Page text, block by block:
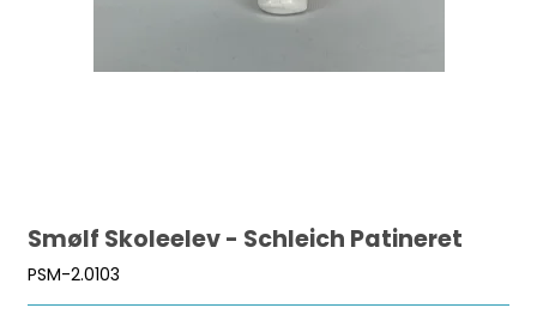
Smølf Skoleelev - Schleich Patineret
PSM-2.0103